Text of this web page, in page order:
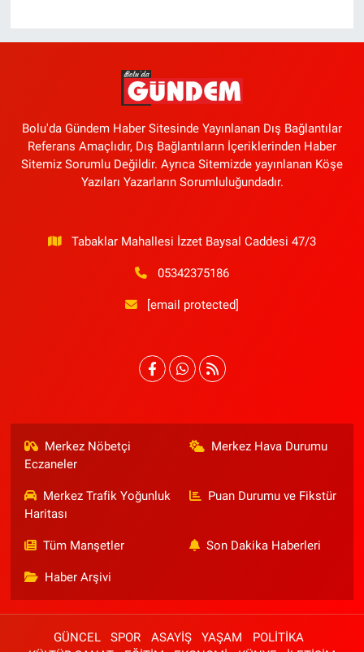
Bolu'da Gündem Haber Sitesinde Yayınlanan Dış Bağlantılar
Referans Amaçlıdır, Dış Bağlantıların İçeriklerinden Haber
Sitemiz Sorumlu Değildir. Ayrıca Sitemizde yayınlanan Köşe
Yazıları Yazarların Sorumluluğundadır.
Tabaklar Mahallesi İzzet Baysal Caddesi 47/3
05342375186
[email protected]
Merkez Nöbetçi
Eczaneler
Merkez Hava Durumu
Merkez Trafik Yoğunluk
Haritası
Puan Durumu ve Fikstür
Tüm Manşetler Son Dakika Haberleri
Haber Arşivi
GÜNCEL SPOR ASAYİŞ YAŞAM
POLİTİKA